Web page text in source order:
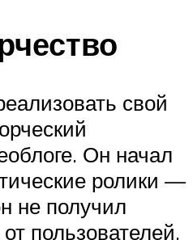
свой
Он начал
ролики —
не получил
пользователей,